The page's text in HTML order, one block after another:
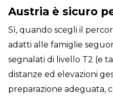
Austria è sicuro
Sì, quando scegli il
adatti alle famiglie
segnalati di livello T2 (e
distanze ed elevazioni
preparazione adeguata,